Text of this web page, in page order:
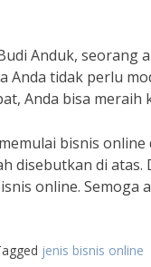
Anduk, seorang
Anda tidak perlu
Anda bisa meraih
bisnis
disebutkan di atas.
online.
jenis bisnis online